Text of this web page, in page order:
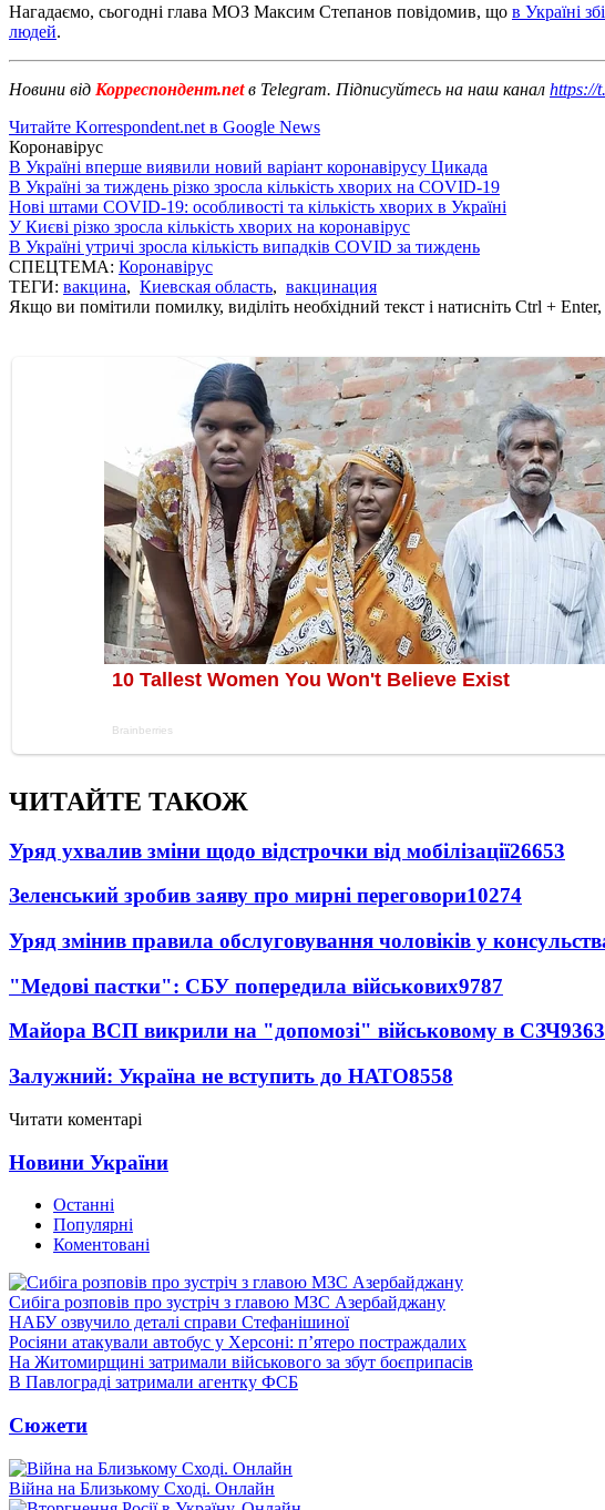
Нагадаємо, сьогодні глава МОЗ Максим Степанов повідомив, що в Україні
людей.
Новини від Корреспондент.netв Telegram. Підписуйтесь на наш канал https://
Читайте Korrespondent.net в Google News
Коронавірус
В Україні вперше виявили новий варіант коронавірусу Цикада
В Україні за тиждень різко зросла кількість хворих на COVID-19
Нові штами COVID-19: особливості та кількість хворих в Україні
У Києві різко зросла кількість хворих на коронавірус
В Україні утричі зросла кількість випадків COVID за тиждень
СПЕЦТЕМА: Коронавірус
ТЕГИ: вакцина, Киевская область, вакцинация
Якщо ви помітили помилку, виділіть необхідний текст і натисніть Ctrl +
ЧИТАЙТЕ ТАКОЖ
Уряд ухвалив зміни щодо відстрочки від мобілізації26653
Зеленський зробив заяву про мирні переговори10274
Уряд змінив правила обслуговування чоловіків у
"Медові пастки": СБУ попередила військових9787
Майора ВСП викрили на "допомозі" військовому в СЗЧ9363
Залужний: Україна не вступить до НАТО8558
Читати коментарі
Новини України
Останні
Популярні
Коментовані
Сибіга розповів про зустріч з главою МЗС Азербайджану
НАБУ озвучило деталі справи Стефанішиної
Росіяни атакували автобус у Херсоні: п’ятеро постраждалих
На Житомирщині затримали військового за збут боєприпасів
В Павлограді затримали агентку ФСБ
Сюжети
Війна на Близькому Сході. Онлайн